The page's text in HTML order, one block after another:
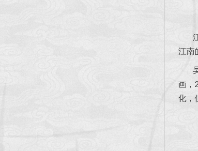
江
江南
吴
画，
化，